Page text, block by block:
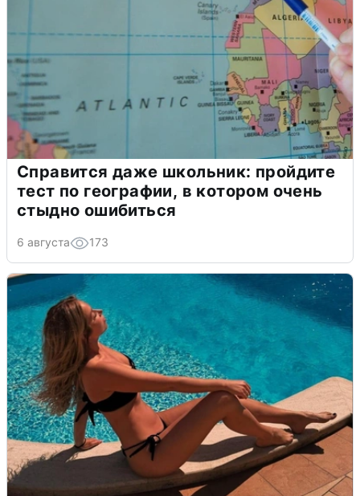
Справится даже школьник: пройдите
тест по географии, в котором очень
стыдно ошибиться
6 августа 173